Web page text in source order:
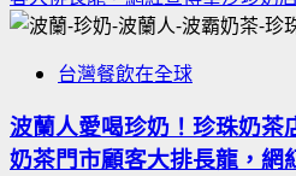
台灣餐飲在全球
波蘭人愛喝珍奶！珍珠奶茶
奶茶門市顧客大排長龍，網